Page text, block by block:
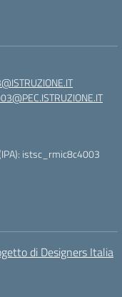
istsc_rmic8c4003
di Designers Italia